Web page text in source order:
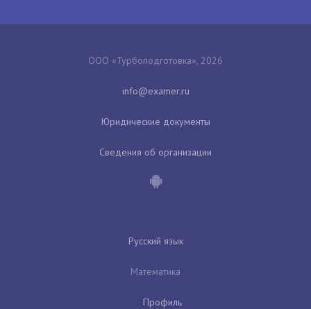
ООО «Турбоподготовка», 2026
Юридические документы
Сведения об организации
Русский язык
Математика
Профиль